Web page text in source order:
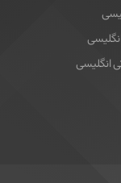
انگلیسی